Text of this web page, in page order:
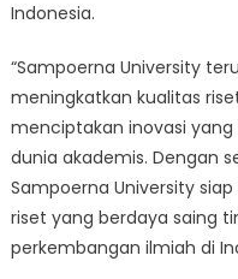
Indonesia.
“Sampoerna University
meningkatkan kualitas
menciptakan inovasi
dunia akademis. Dengan
Sampoerna University
riset yang berdaya saing
perkembangan ilmiah di